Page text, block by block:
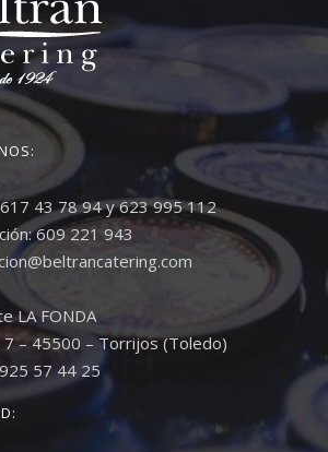
43 78 94 y 623 995 112
609 221 943
LA FONDA
– 45500 – Torrijos (Toledo)
57 44 25